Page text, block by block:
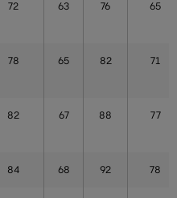
72 63 76 65
78 65 82 71
82 67 88 77
84 68 92 78